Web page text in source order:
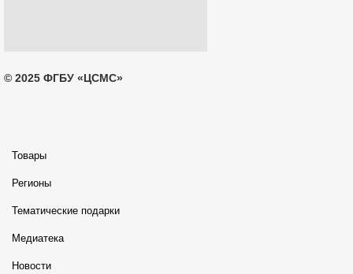
© 2025 ФГБУ «ЦСМС»
Товары
Регионы
Тематические подарки
Медиатека
Новости